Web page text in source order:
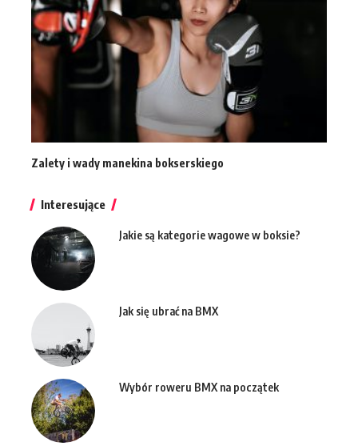
Zalety i wady manekina bokserskiego
Interesujące
Jakie są kategorie wagowe w boksie?
Jak się ubrać na BMX
Wybór roweru BMX na początek